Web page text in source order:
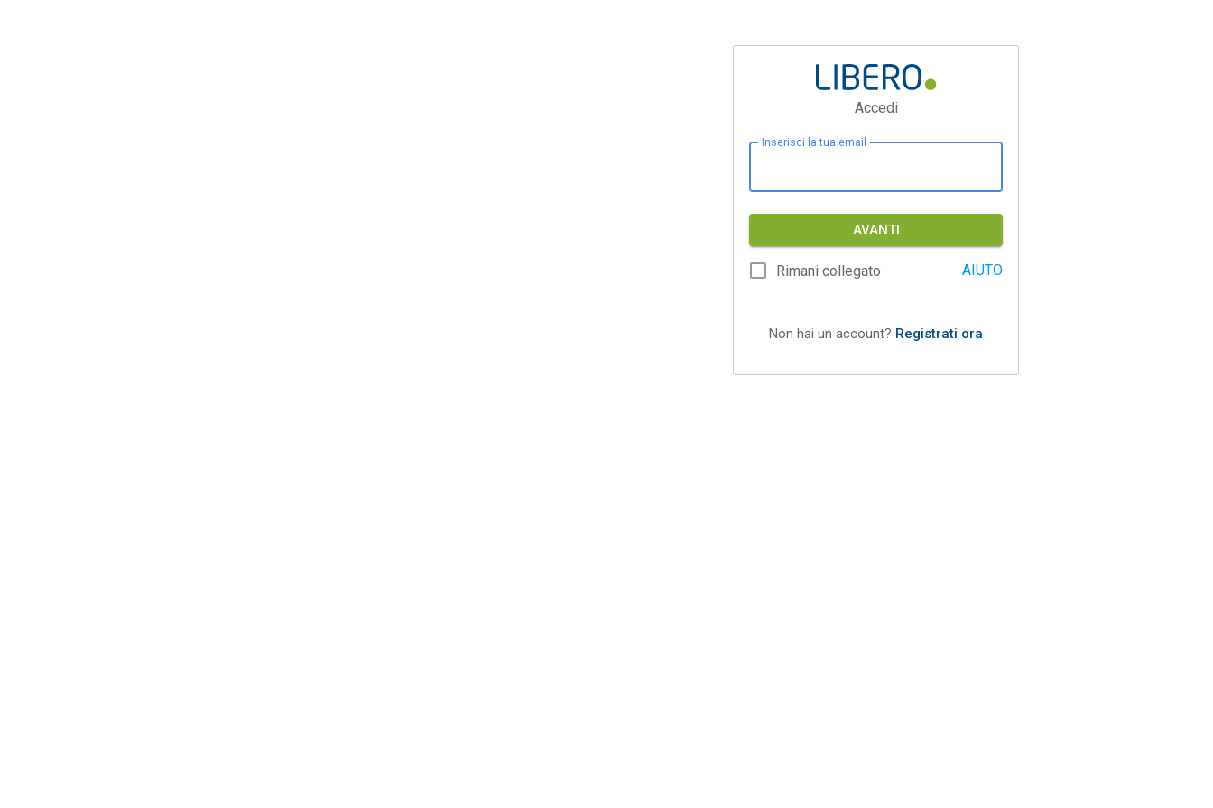
Accedi
Inserisci la tua email
AVANTI
Rimani collegato AIUTO
Non hai un account? Registrati ora